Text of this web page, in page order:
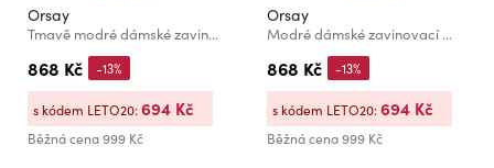
Orsay
Tmavě modré dámské zavinovací maxi šaty s asymetrickým výstřihem ORSAY
868 Kč
Běžná cena999 Kč
-13%
s kódem LETO20:694 Kč
Orsay
Modré dámské zavinovací midi šaty s asymetrickým výstřihem ORSAY
868 Kč
Běžná cena999 Kč
-13%
s kódem LETO20:694 Kč